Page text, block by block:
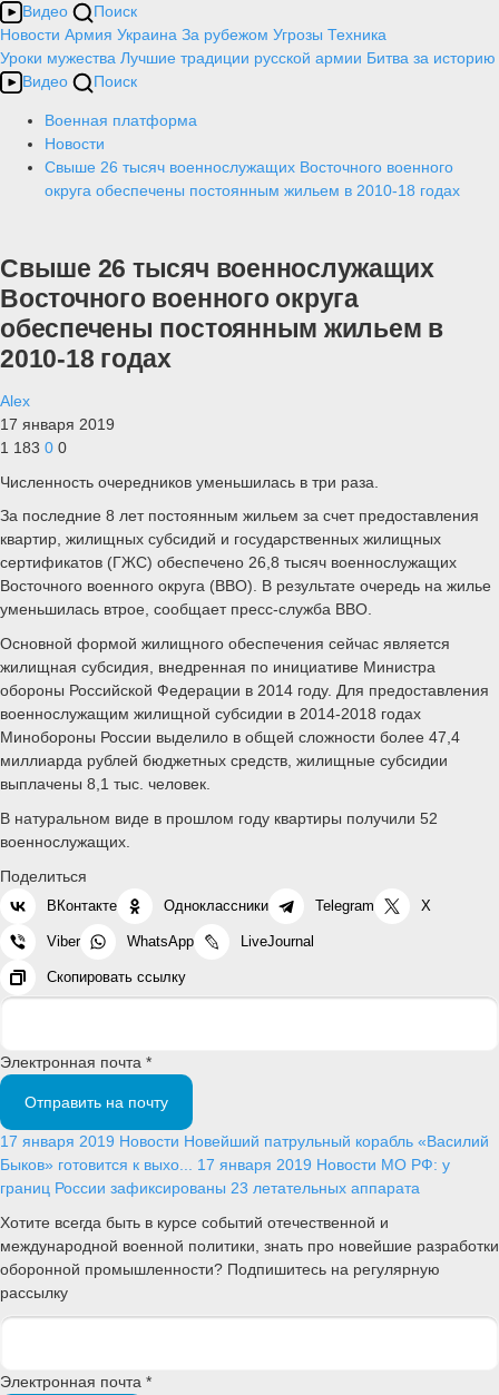
Видео
Поиск
Новости Армия Украина За рубежом Угрозы Техника
Уроки мужества Лучшие традиции русской армии Битва за историю
Видео
Поиск
Военная платформа
Новости
Свыше 26 тысяч военнослужащих Восточного военного
округа обеспечены постоянным жильем в 2010-18 годах
Свыше 26 тысяч военнослужащих
Восточного военного округа
обеспечены постоянным жильем в
2010-18 годах
Alex
17 января 2019
1 183 0 0
Численность очередников уменьшилась в три раза.
За последние 8 лет постоянным жильем за счет предоставления
квартир, жилищных субсидий и государственных жилищных
сертификатов (ГЖС) обеспечено 26,8 тысяч военнослужащих
Восточного военного округа (ВВО). В результате очередь на жилье
уменьшилась втрое, сообщает пресс-служба ВВО.
Основной формой жилищного обеспечения сейчас является
жилищная субсидия, внедренная по инициативе Министра
обороны Российской Федерации в 2014 году. Для предоставления
военнослужащим жилищной субсидии в 2014-2018 годах
Минобороны России выделило в общей сложности более 47,4
миллиарда рублей бюджетных средств, жилищные субсидии
выплачены 8,1 тыс. человек.
В натуральном виде в прошлом году квартиры получили 52
военнослужащих.
Поделиться
ВКонтакте Одноклассники Telegram X
Viber WhatsApp LiveJournal
Скопировать ссылку
Электронная почта *
Отправить на почту
17 января 2019 Новости Новейший патрульный корабль «Василий
Быков» готовится к выхо... 17 января 2019 Новости МО РФ: у
границ России зафиксированы 23 летательных аппарата
Хотите всегда быть в курсе событий отечественной и
международной военной политики, знать про новейшие разработки
оборонной промышленности? Подпишитесь на регулярную
рассылку
Электронная почта *